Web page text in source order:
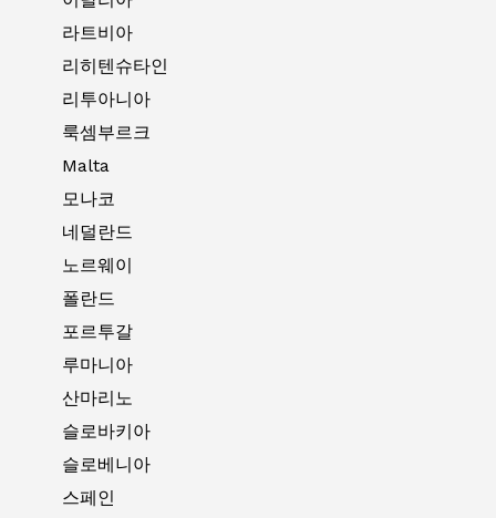
라트비아
리히텐슈타인
리투아니아
룩셈부르크
Malta
모나코
네덜란드
노르웨이
폴란드
포르투갈
루마니아
산마리노
슬로바키아
슬로베니아
스페인